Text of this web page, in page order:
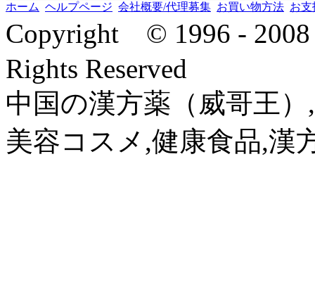
ホーム ヘルプページ 会社概要/代理募集 お買い物方法 お支
Copyright © 1996 -
Rights Reserved
中国の漢方薬（威哥王
美容コスメ,健康食品,漢